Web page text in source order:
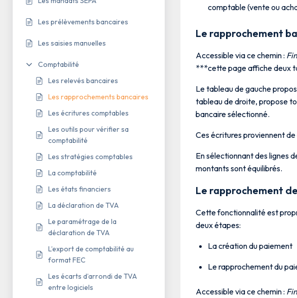
Les prélèvements bancaires
Les saisies manuelles
Comptabilité
Les relevés bancaires
Les rapprochements bancaires
Les écritures comptables
Les outils pour vérifier sa
comptabilité
Les stratégies comptables
La comptabilité
Les états financiers
La déclaration de TVA
Le paramétrage de la
déclaration de TVA
L’export de comptabilité au
format FEC
Les écarts d’arrondi de TVA
entre logiciels
comptable (vente ou
Le rapprochement
Accessible via ce chemin :
***cette page affiche deux
Le tableau de gauche
tableau de droite, propose
bancaire sélectionné.
Ces écritures proviennent
En sélectionnant des lignes
montants sont équilibrés.
Le rapprochement
Cette fonctionnalité est
deux étapes:
La création du paiement
Le rapprochement du
Accessible via ce chemin :